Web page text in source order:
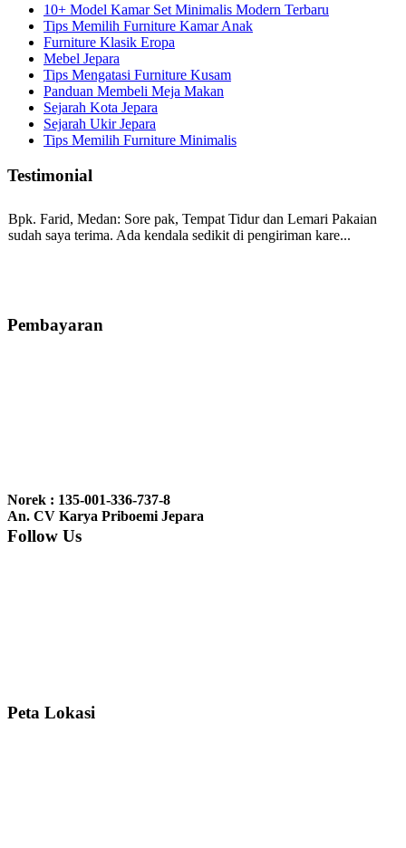
10+ Model Kamar Set Minimalis Modern Terbaru
Tips Memilih Furniture Kamar Anak
Furniture Klasik Eropa
Mebel Jepara
Tips Mengatasi Furniture Kusam
Panduan Membeli Meja Makan
Sejarah Kota Jepara
Sejarah Ukir Jepara
Tips Memilih Furniture Minimalis
Testimonial
Bpk. Farid, Medan: Sore pak, Tempat Tidur dan Lemari Pakaian
sudah saya terima. Ada kendala sedikit di pengiriman kare...
bale2 dan kursi teras saya sudah saya terima dan p...
nyesel deh beli geby...
Pembayaran
Norek : 135-001-336-737-8
An. CV Karya Priboemi Jepara
Follow Us
Peta Lokasi